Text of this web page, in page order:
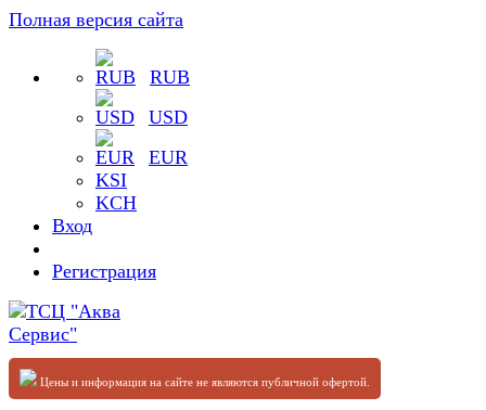
Полная версия сайта
RUB
USD
EUR
KSI
KCH
Вход
Регистрация
Цены и информация на сайте не являются публичной офертой.